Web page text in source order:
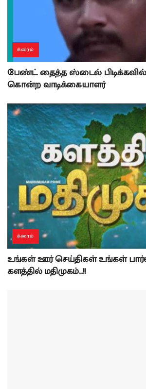
க்ரைம்
பேண்ட் தைத்த ஸ்டைல்
கொன்ற வாடிக்கையாளர்
க்ரைம்
உங்கள் ஊர் செய்திகள் உங்கள்
களத்தில் மதிமுகம்…!!